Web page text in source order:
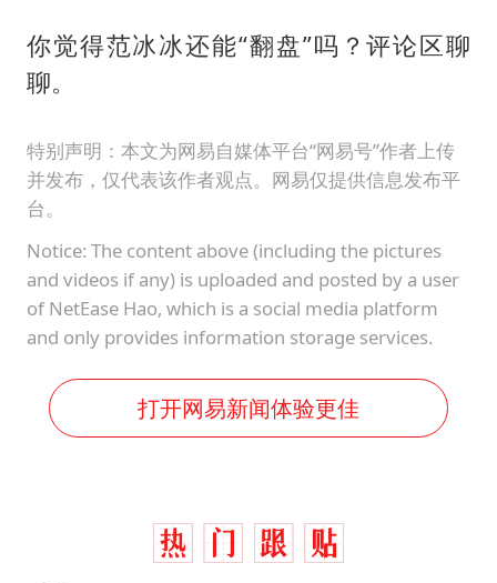
你觉得范冰冰还能“翻盘”吗？评论区聊
聊。
特别声明：本文为网易自媒体平台“网易号”作者上传
并发布，仅代表该作者观点。网易仅提供信息发布平
台。
Notice: The content above (including the pictures
and videos if any) is uploaded and posted by a user
of NetEase Hao, which is a social media platform
and only provides information storage services.
打开网易新闻体验更佳